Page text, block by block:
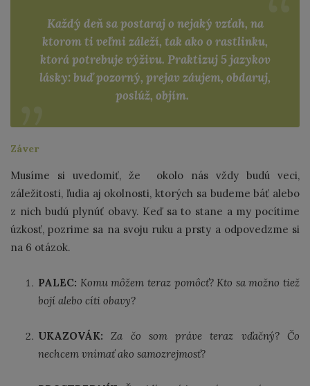
Každý deň sa postaraj o nejaký vzťah, na
ktorom ti veľmi záleží, tak ako o rastlinku,
ktorá potrebuje výživu. Praktizuj 5 jazykov
lásky: buď pozorný, prejav záujem, obdaruj,
poslúž, objím.
Záver
Musíme si uvedomiť, že okolo nás vždy budú veci,
záležitosti, ľudia aj okolnosti, ktorých sa budeme báť alebo
z nich budú plynúť obavy. Keď sa to stane a my pocítime
úzkosť, pozrime sa na svoju ruku a prsty a odpovedzme si
na 6 otázok.
PALEC: Komu môžem teraz pomôcť? Kto sa možno tiež
bojí alebo cíti obavy?
UKAZOVÁK:
Za čo som práve teraz vďačný? Čo
nechcem vnímať ako samozrejmosť?